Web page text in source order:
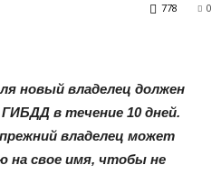
|
0
778
новый владелец должен
в течение 10 дней.
владелец может
на свое имя, чтобы не